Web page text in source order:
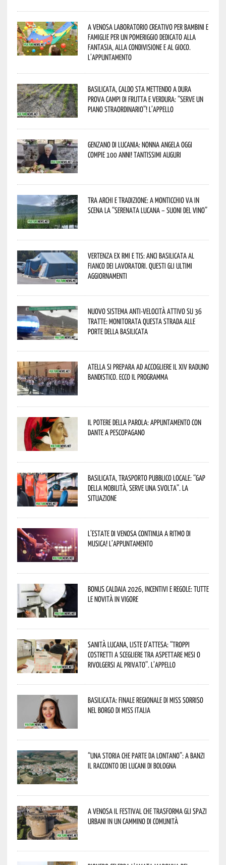
A Venosa laboratorio creativo per bambini e
famiglie per un pomeriggio dedicato alla
fantasia, alla condivisione e al gioco.
L’appuntamento
Basilicata, caldo sta mettendo a dura
prova campi di frutta e verdura: “Serve un
piano straordinario”! L’appello
Genzano di Lucania: nonna Angela oggi
compie 100 anni! Tantissimi auguri
Tra archi e tradizione: a Monticchio va in
scena la “Serenata lucana – suoni del vino”
Vertenza ex RMI e TIS: ANCI Basilicata al
fianco dei lavoratori. Questi gli ultimi
aggiornamenti
Nuovo sistema anti-velocità attivo su 36
tratte: monitorata questa strada alle
porte della Basilicata
Atella si prepara ad accogliere il XIV Raduno
Bandistico. Ecco il programma
Il Potere della parola: appuntamento con
Dante a Pescopagano
Basilicata, trasporto pubblico locale: “Gap
della mobilità, serve una svolta”. La
situazione
L’estate di Venosa continua a ritmo di
musica! L’appuntamento
Bonus caldaia 2026, incentivi e regole: tutte
le novità in vigore
Sanità lucana, liste d’attesa: “Troppi
costretti a scegliere tra aspettare mesi o
rivolgersi al privato”. L’appello
Basilicata: finale regionale di Miss Sorriso
nel borgo di Miss Italia
“Una storia che parte da lontano”: a Banzi
il racconto dei Lucani di Bologna
A Venosa il festival che trasforma gli spazi
urbani in un cammino di comunità